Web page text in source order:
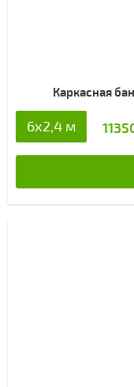
Каркасная
6х2,4 м